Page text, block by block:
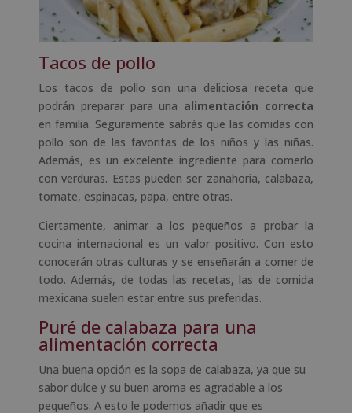
Tacos de pollo
Los tacos de pollo son una deliciosa receta que
podrán preparar para una alimentación correcta
en familia. Seguramente sabrás que las comidas con
pollo son de las favoritas de los niños y las niñas.
Además, es un excelente ingrediente para comerlo
con verduras. Estas pueden ser zanahoria, calabaza,
tomate, espinacas, papa, entre otras.
Ciertamente, animar a los pequeños a probar la
cocina internacional es un valor positivo. Con esto
conocerán otras culturas y se enseñarán a comer de
todo. Además, de todas las recetas, las de comida
mexicana suelen estar entre sus preferidas.
Puré de calabaza para una
alimentación correcta
Una buena opción es la sopa de calabaza, ya que su
sabor dulce y su buen aroma es agradable a los
pequeños. A esto le podemos añadir que es